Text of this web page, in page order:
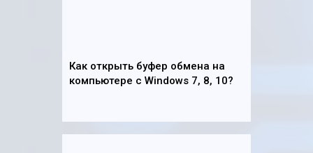
Как открыть буфер обмена на
компьютере с Windows 7, 8, 10?